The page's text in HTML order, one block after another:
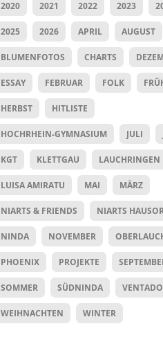
2020 2021 2022 2023
2025 2026 APRIL AUGUST
BLUMENFOTOS CHARTS
ESSAY FEBRUAR FOLK
HERBST HITLISTE
HOCHRHEIN-GYMNASIUM JULI
KGT KLETTGAU LAUCHRINGEN
LUISA AMIRATU MAI MÄRZ
NIARTS & FRIENDS NIARTS
NINDA NOVEMBER
PHOENIX PROJEKTE
SOMMER SÜDNINDA
WEIHNACHTEN WINTER